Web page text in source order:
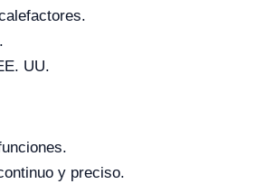
UU.
y preciso.